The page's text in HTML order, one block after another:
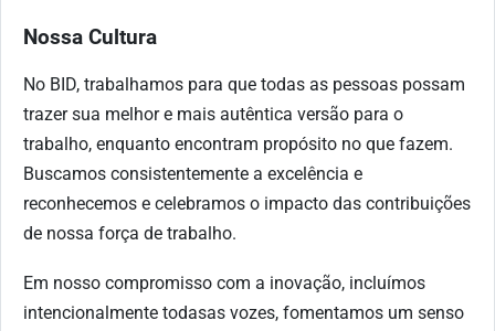
Nossa Cultura
No BID, trabalhamos para que todas as pessoas possam
trazer sua melhor e mais autêntica versão para o
trabalho, enquanto encontram propósito no que fazem.
Buscamos consistentemente a excelência e
reconhecemos e celebramos o impacto das contribuições
de nossa força de trabalho.
Em nosso compromisso com a inovação, incluímos
intencionalmente todasas vozes, fomentamos um senso